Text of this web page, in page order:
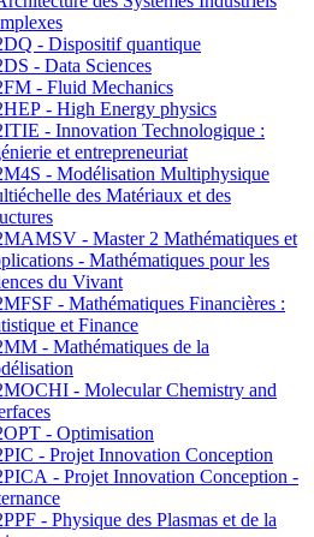
- Dispositif quantique
- Data Sciences
- Fluid Mechanics
- High Energy physics
- Innovation Technologique :
et entrepreneuriat
- Modélisation Multiphysique
des Matériaux et des
- Master 2 Mathématiques et
- Mathématiques pour les
du Vivant
- Mathématiques Financières :
et Finance
- Mathématiques de la
- Molecular Chemistry and
- Optimisation
- Projet Innovation Conception
- Projet Innovation Conception -
- Physique des Plasmas et de la